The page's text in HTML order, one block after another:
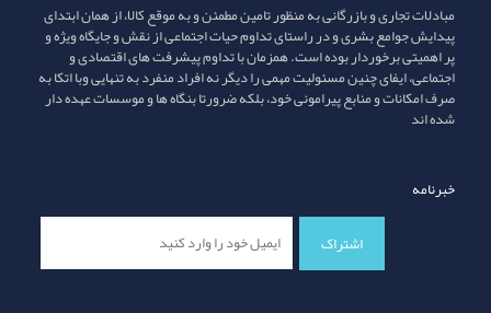
مبادلات تجاری و بازرگانی به منظور تامین مطمئن و به موقع کالا، از همان ابتدای
پیدایش جوامع بشری و در راستای تداوم حیات اجتماعی از نقش و جایگاه ویژه و
پر اهمیتی برخوردار بوده است. همزمان با تداوم پیشرفت های اقتصادی و
اجتماعی، ایفای چنین مسئولیت مهمی را دیگر نه افراد منفرد به تنهایی وبا اتکا به
صرف امکانات و منابع پیرامونی خود، بلکه ضرورتا بنگاه ها و موسسات عهده دار
شده اند
خبرنامه